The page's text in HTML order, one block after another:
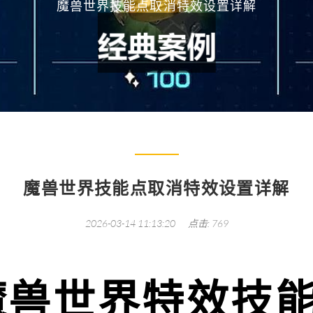
魔兽世界技能点取消特效设置详解
魔兽世界技能点取消特效设置详解
2026-03-14 11:13:20 点击: 769
世界特效技